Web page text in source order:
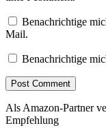
Benachrichtige
Mail.
Benachrichtige
Als Amazon-Partner
Empfehlung